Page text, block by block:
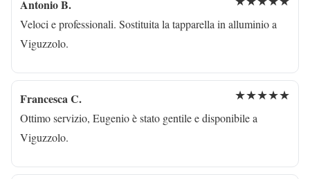
Antonio B.
Veloci e professionali. Sostituita la tapparella in alluminio a
Viguzzolo.
Francesca C. ★★★★★
Ottimo servizio, Eugenio è stato gentile e disponibile a
Viguzzolo.